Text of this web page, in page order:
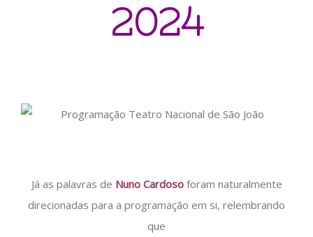
2024
Já as palavras de Nuno Cardosoforam naturalmente
direcionadas para a programação em si, relembrando
que